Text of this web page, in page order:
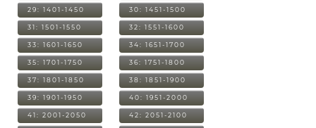
29: 1401-1450 30: 1451-1500
31: 1501-1550 32: 1551-1600
33: 1601-1650 34: 1651-1700
35: 1701-1750 36: 1751-1800
37: 1801-1850 38: 1851-1900
39: 1901-1950 40: 1951-2000
41: 2001-2050 42: 2051-2100